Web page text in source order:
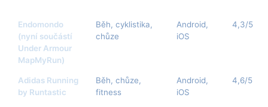
Endomondo
(nyní součástí
Under Armour
MapMyRun)
Běh, cyklistika,
chůze
Android,
iOS
4,3/5
Adidas Running
by Runtastic
Běh, chůze,
fitness
Android,
iOS
4,6/5